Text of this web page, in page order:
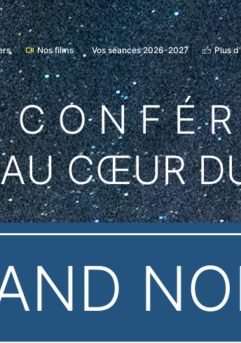
Nos films Vos séances 2026-2027 Plus
O N F É
CŒUR